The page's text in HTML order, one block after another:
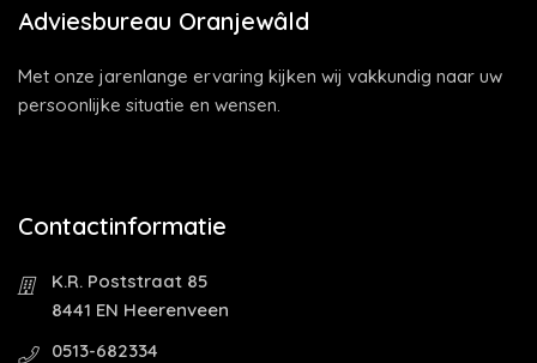
Adviesbureau Oranjewâld
Met onze jarenlange ervaring kijken wij vakkundig naar uw
persoonlijke situatie en wensen.
Contactinformatie
K.R. Poststraat 85
8441 EN Heerenveen
0513-682334